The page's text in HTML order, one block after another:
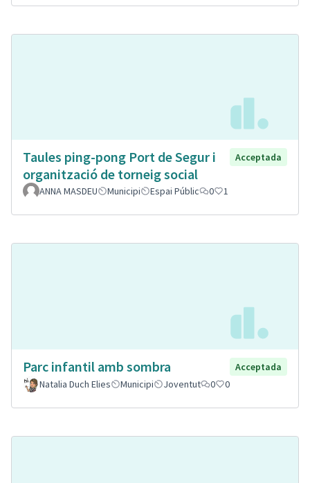
Taules ping-pong Port de Segur i
organització de torneig social
Acceptada
ANNA MASDEU Municipi Espai Públic 0 1
Parc infantil amb sombra
Acceptada
Natalia Duch Elies
Municipi Joventut 0 0